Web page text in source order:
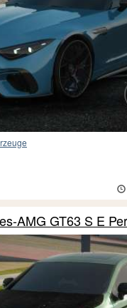
AMG GT63 S E